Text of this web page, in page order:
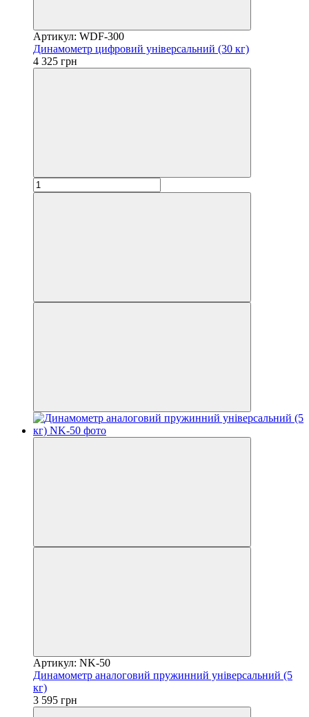
Артикул: WDF-300
Динамометр цифровий універсальний (30 кг)
4 325 грн
Артикул: NK-50
Динамометр аналоговий пружинний універсальний (5
кг)
3 595 грн